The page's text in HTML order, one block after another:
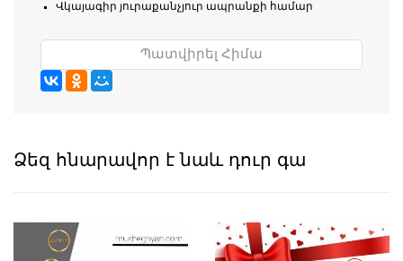
Վկայագիր յուրաքանչյուր ապրանքի համար
Պատվիրել Հիմա
Ձեզ հնարավոր է նաև դուր գա